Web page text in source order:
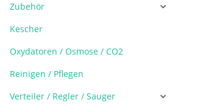
Zubehör
Kescher
Oxydatoren / Osmose / CO2
Reinigen / Pflegen
Verteiler / Regler / Sauger